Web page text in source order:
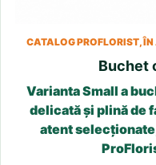
CATALOG PROFLORIST,
Buchet
Varianta Small a
delicată și plină de
atent